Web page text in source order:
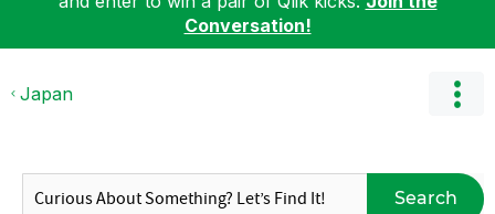
Conversation!
Japan
Search